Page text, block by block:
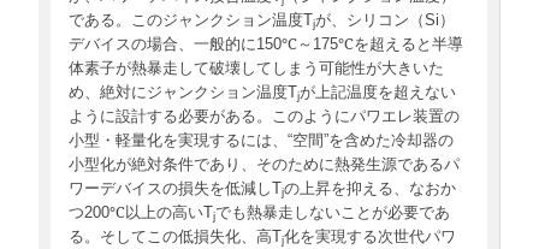
である。このジャンクション温度Tjが、シリコン（Si）
デバイスの場合、一般的に150℃～175℃を超えると半導
体素子が熱暴走して破壊してしまう可能性が大きいた
め、絶対にジャンクション温度Tjが上記温度を超えない
ように設計する必要がある。このようにパワエレ装置の
小型・軽量化を実現するには、“空間”を含めた冷却器の
小型化が絶対条件であり、そのために熱発生源であるパ
ワーデバイスの損失を低減しTjの上昇を抑える、なおか
つ200℃以上の高いTjでも熱暴走しないことが必要であ
る。そしてこの低損失化、高Tj化を実現する次世代パワ